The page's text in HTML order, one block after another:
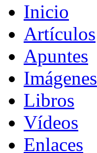
Inicio
Artículos
Apuntes
Imágenes
Libros
Vídeos
Enlaces